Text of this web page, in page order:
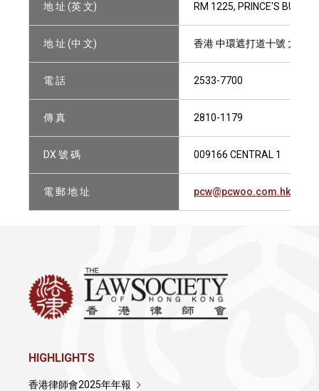
地 址 (英 文) RM 1225, PRINCE'S
地 址 (中 文) 香港 中環遮打道十號 太子
電 話 2533-7700
傳 真 2810-1179
DX 號 碼 009166 CENTRAL 1
電 郵 地 址 pcw@pcwoo.com.hk
HIGHLIGHTS
香港律師會2025年年報